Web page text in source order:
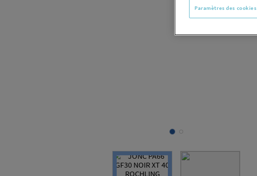
Paramètres des cookies